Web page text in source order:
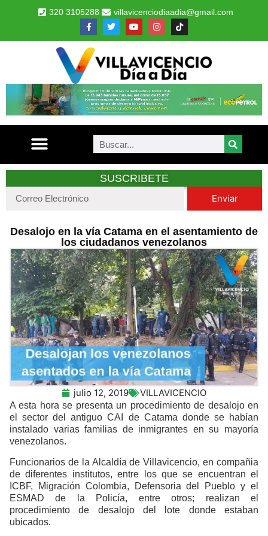
320 3105288 villavicenciodiaadia@gmail.com
SUSCRIBETE
Enviar
Desalojo en la vía Catama en el asentamiento de
los ciudadanos venezolanos
julio 12, 2019 VILLAVICENCIO
A esta hora se presenta un procedimiento de desalojo en
el sector del antiguo CAI de Catama donde se habían
instalado varias familias de inmigrantes en su mayoría
venezolanos.
Funcionarios de la Alcaldía de Villavicencio, en compañia
de diferentes institutos, entre los que se encuentran el
ICBF, Migración Colombia, Defensoria del Pueblo y el
ESMAD de la Policía, entre otros; realizan el
procedimiento de desalojo del lote donde estaban
ubicados.